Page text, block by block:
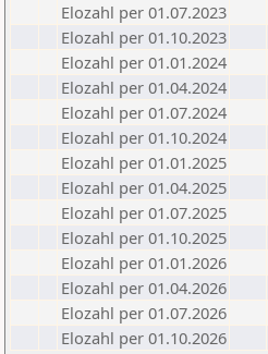
Elozahl per 01.07.2023
Elozahl per 01.10.2023
Elozahl per 01.01.2024
Elozahl per 01.04.2024
Elozahl per 01.07.2024
Elozahl per 01.10.2024
Elozahl per 01.01.2025
Elozahl per 01.04.2025
Elozahl per 01.07.2025
Elozahl per 01.10.2025
Elozahl per 01.01.2026
Elozahl per 01.04.2026
Elozahl per 01.07.2026
Elozahl per 01.10.2026